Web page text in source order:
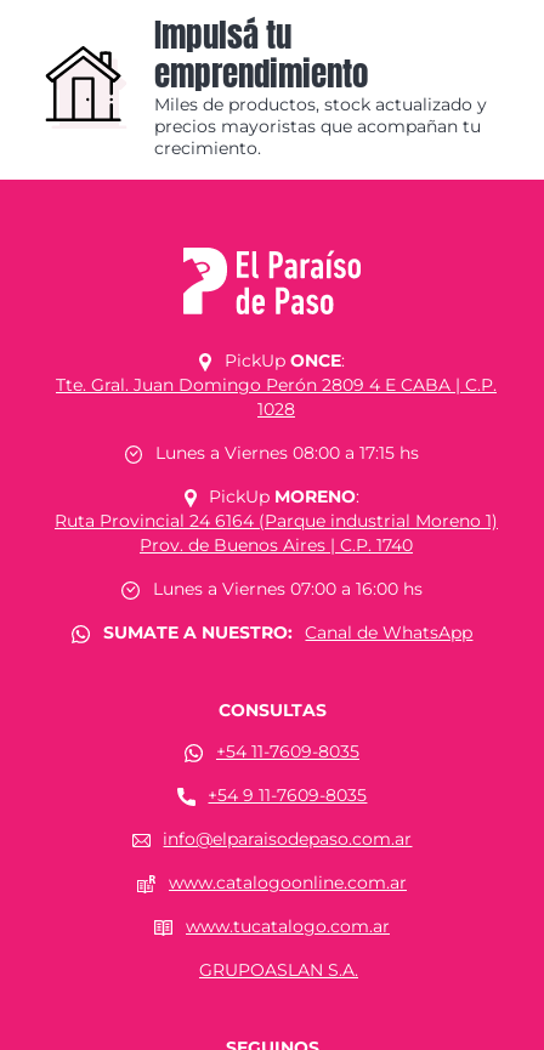
Impulsá tu
emprendimiento
Miles de productos, stock actualizado y
precios mayoristas que acompañan tu
crecimiento.
PickUp ONCE:
Tte. Gral. Juan Domingo Perón 2809 4 E CABA | C.P.
1028
Lunes a Viernes 08:00 a 17:15 hs
PickUp MORENO:
Ruta Provincial 24 6164 (Parque industrial Moreno 1)
Prov. de Buenos Aires | C.P. 1740
Lunes a Viernes 07:00 a 16:00 hs
SUMATE A NUESTRO:
Canal de WhatsApp
CONSULTAS
+54 11-7609-8035
+54 9 11-7609-8035
info@elparaisodepaso.com.ar
www.catalogoonline.com.ar
www.tucatalogo.com.ar
GRUPOASLAN S.A.